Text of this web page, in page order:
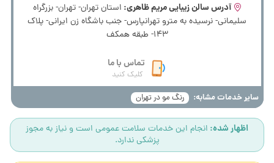
آدرس سالن زیبایی مریم ظاهری: استان تهران- تهران- بزرگراه
سلیمانی- نرسیده به مترو تهرانپارس- جنب باشگاه زن ایرانی- پلاک
143- طبقه همکف
تماس با ما
کلیک کنید
سایر خدمات مشابه: رنگ مو در تهران
اظهار شده: انجام این خدمات سلامت عمومی است و نیاز به مجوز
پزشکی ندارد.